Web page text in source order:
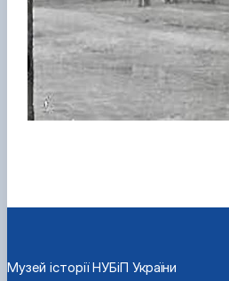
Музей історії НУБіП України